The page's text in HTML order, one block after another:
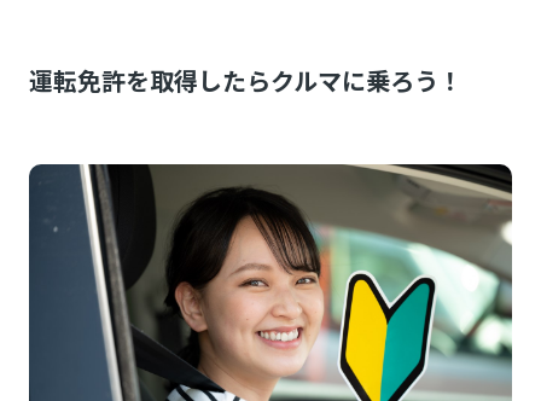
運転免許を取得したらクルマに乗ろう！